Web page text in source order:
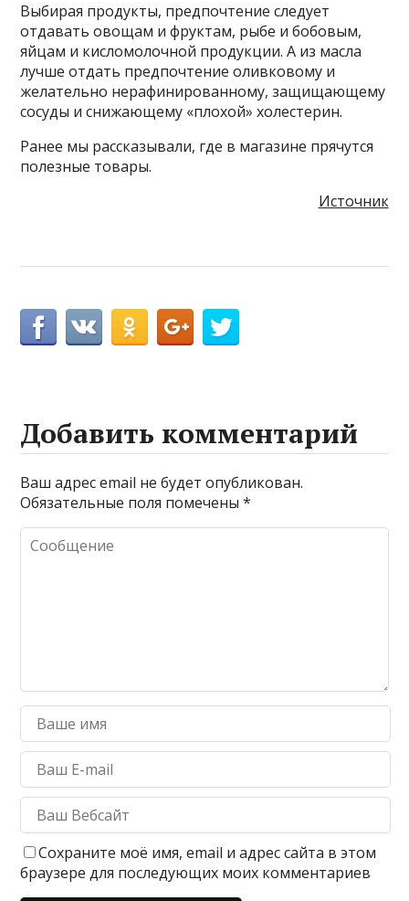
Выбирая продукты, предпочтение следует
отдавать овощам и фруктам, рыбе и бобовым,
яйцам и кисломолочной продукции. А из масла
лучше отдать предпочтение оливковому и
желательно нерафинированному, защищающему
сосуды и снижающему «плохой» холестерин.
Ранее мы рассказывали, где в магазине прячутся
полезные товары.
Источник
Добавить комментарий
Ваш адрес email не будет опубликован.
Обязательные поля помечены*
Сохраните моё имя, email и адрес сайта в этом
браузере для последующих моих комментариев